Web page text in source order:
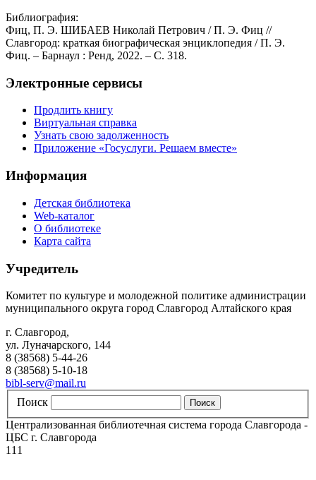
Библиография:
Фиц, П. Э. ШИБАЕВ Николай Петрович / П. Э. Фиц //
Славгород: краткая биографическая энциклопедия / П. Э.
Фиц. – Барнаул : Ренд, 2022. – С. 318.
Электронные сервисы
Продлить книгу
Виртуальная справка
Узнать свою задолженность
Приложение «Госуслуги. Решаем вместе»
Информация
Детская библиотека
Web-каталог
О библиотеке
Карта сайта
Учредитель
Комитет по культуре и молодежной политике администрации
муниципального округа город Славгород Алтайского края
г. Славгород,
ул. Луначарского, 144
8 (38568) 5-44-26
8 (38568) 5-10-18
bibl-serv@mail.ru
Поиск
Централизованная библиотечная система города Славгорода -
ЦБС г. Славгорода
111